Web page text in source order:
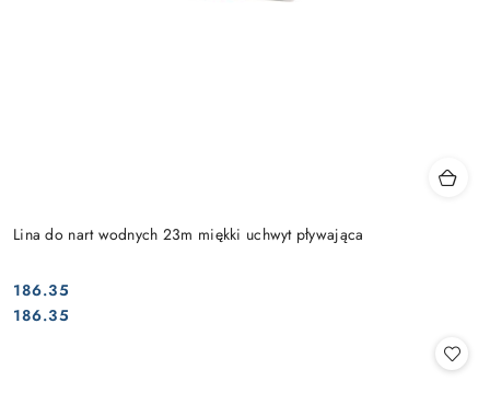
Lina do nart wodnych 23m miękki uchwyt pływająca
Cena:
186.35
Cena:
186.35